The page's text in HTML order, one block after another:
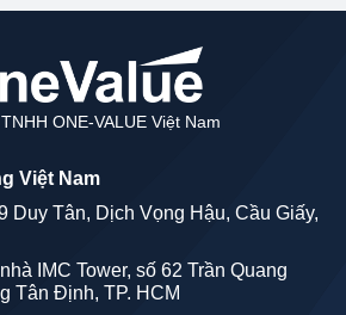
ONE-VALUE Việt Nam
Việt Nam
Duy Tân, Dịch Vọng Hậu, Cầu Giấy,
IMC Tower, số 62 Trần Quang
Tân Định, TP. HCM